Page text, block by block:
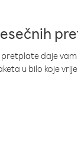
pretplate daje
u bilo koje